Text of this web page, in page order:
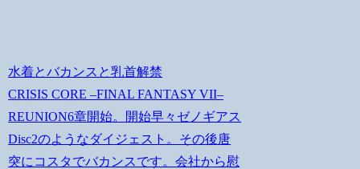
水着とバカンスと乳首解禁
CRISIS CORE –FINAL FANTASY VII–
REUNION6章開始。開始早々ゼノギアス
Disc2のようなダイジェスト。その後唐
突にコスタでバカンスです。会社から慰